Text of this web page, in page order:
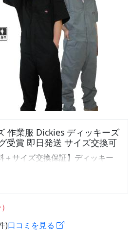
作業服 Dickies ディッキーズ
賞 即日発送 サイズ交換可
＋サイズ交換保証】ディッキー
門店
専門店価格でご提供。現場用・
久モデルを豊富にラインナッ
)口コミを見る